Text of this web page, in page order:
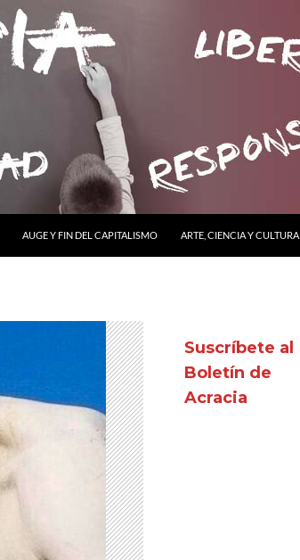
AUGE Y FIN DEL CAPITALISMO ARTE, CIENCIA Y CULTURA
Suscríbete al
Boletín de
Acracia